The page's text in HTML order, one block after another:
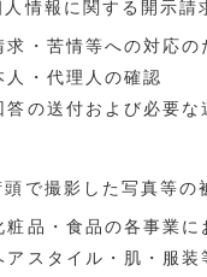
情報に関する開示請
・苦情等への対応の
・代理人の確認
の送付および必要な
で撮影した写真等の
品・食品の各事業に
スタイル・肌・服装